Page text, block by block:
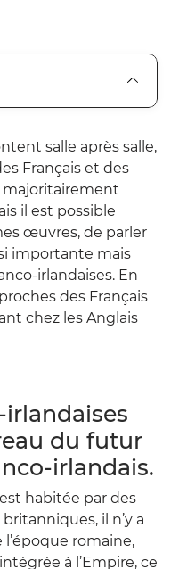
salle après salle,
Français et des
majoritairement
il est possible
œuvres, de parler
importante mais
irlandaises. En
des Français
chez les Anglais
du futur
irlandais.
est habitée par des
il n’y a
romaine,
à l’Empire, ce